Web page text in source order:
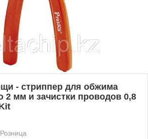
- стриппер для обжима
2 мм и зачистки проводов 0,8
Розница